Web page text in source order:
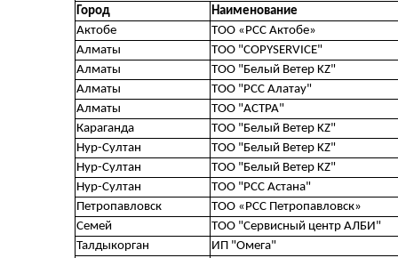
Город
Наименование
Актобе
ТОО «РСС Актобе»
Алматы
ТОО "COPYSERVICE"
Алматы
ТОО "Белый Ветер KZ"
Алматы
ТОО "РСС Алатау"
Алматы
ТОО "АСТРА"
Караганда
ТОО "Белый Ветер KZ"
Нур-Султан
ТОО "Белый Ветер KZ"
Нур-Султан
ТОО "Белый Ветер KZ"
Нур-Султан
ТОО "РСС Астана"
Петропавловск
ТОО «РСС Петропавловск»
Семей
ТОО "Сервисный центр АЛБИ"
Талдыкорган
ИП "Омега"